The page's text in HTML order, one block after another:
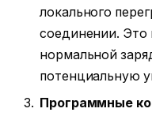
локального
соединении. Это
нормальной
потенциальную
Программные